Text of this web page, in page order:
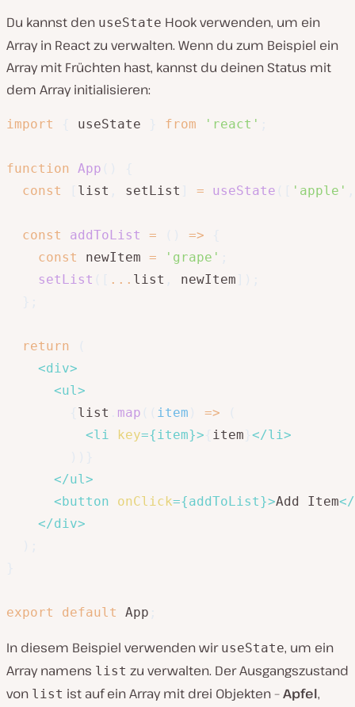
Du kannst den useState Hook verwenden, um ein
Array in React zu verwalten. Wenn du zum Beispiel ein
Array mit Früchten hast, kannst du deinen Status mit
dem Array initialisieren:
import useState from 'react'
function App
const
list setList = useState 'apple'
const addToList = =>
const
newItem = 'grape'
setList
... list newItem
return
<div>
<ul>
list map item =>
<li key={item}> item </li>
</ul>
<button onClick={addToList}>Add Item</
</div>
export default App
In diesem Beispiel verwenden wir useState, um ein
Array namens list zu verwalten. Der Ausgangszustand
von list ist auf ein Array mit drei Objekten –Apfel,